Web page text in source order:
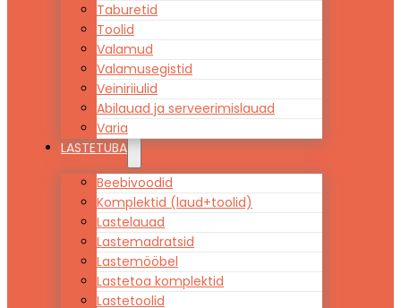
Taburetid
Toolid
Valamud
Valamusegistid
Veiniriiulid
Abilauad ja serveerimislauad
Varia
LASTETUBA
Beebivoodid
Komplektid (laud+toolid)
Lastelauad
Lastemadratsid
Lastemööbel
Lastetoa komplektid
Lastetoolid